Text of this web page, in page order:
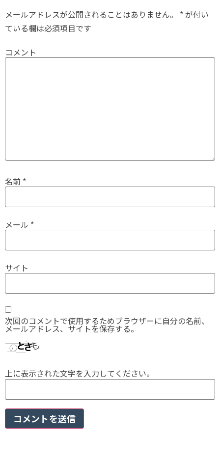
メールアドレスが公開されることはありません。 *が付い
ている欄は必須項目です
コメント
名前 *
メール *
サイト
次回のコメントで使用するためブラウザーに自分の名前、
メールアドレス、サイトを保存する。
上に表示された文字を入力してください。